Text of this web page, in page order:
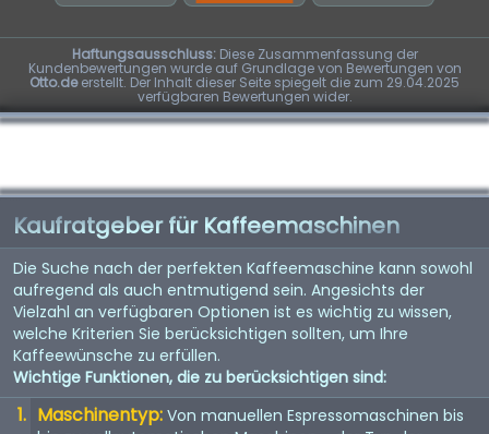
Haftungsausschluss:Diese Zusammenfassung der
Kundenbewertungen wurde auf Grundlage von Bewertungen von
Otto.deerstellt. Der Inhalt dieser Seite spiegelt die zum 29.04.2025
verfügbaren Bewertungen wider.
Kaufratgeber für Kaffeemaschinen
Die Suche nach der perfekten Kaffeemaschine kann sowohl
aufregend als auch entmutigend sein. Angesichts der
Vielzahl an verfügbaren Optionen ist es wichtig zu wissen,
welche Kriterien Sie berücksichtigen sollten, um Ihre
Kaffeewünsche zu erfüllen.
Wichtige Funktionen, die zu berücksichtigen sind:
Maschinentyp: Von manuellen Espressomaschinen bis